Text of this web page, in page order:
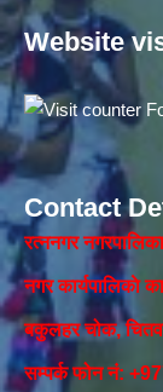
Website
Contact
रत्ननगर नगरपालिका
नगर कार्यपालिकाे
बकुलहर चोक,
सम्पर्क फोन नं: